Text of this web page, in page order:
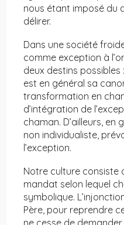
nous étant imposé du
délirer.
Dans une société
comme exception à
deux destins possibles
est en général sa
transformation en
d’intégration de
chaman. D’ailleurs, en
non individualiste,
l’exception.
Notre culture consiste
mandat selon lequel
symbolique.
Père, pour reprendre